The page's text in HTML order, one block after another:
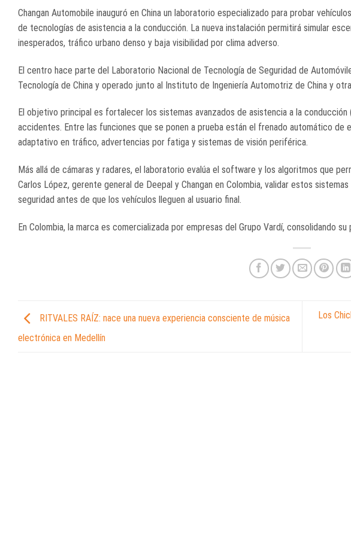
Changan Automobile inauguró en China un laboratorio especializado para probar
de tecnologías de asistencia a la conducción. La nueva instalación permitirá simular
inesperados, tráfico urbano denso y baja visibilidad por clima adverso.
El centro hace parte del Laboratorio Nacional de Tecnología de Seguridad de
Tecnología de China y operado junto al Instituto de Ingeniería Automotriz de China y
El objetivo principal es fortalecer los sistemas avanzados de asistencia a la
accidentes. Entre las funciones que se ponen a prueba están el frenado automático
adaptativo en tráfico, advertencias por fatiga y sistemas de visión periférica.
Más allá de cámaras y radares, el laboratorio evalúa el software y los algoritmos que
Carlos López, gerente general de Deepal y Changan en Colombia, validar estos
seguridad antes de que los vehículos lleguen al usuario final.
En Colombia, la marca es comercializada por empresas del Grupo Vardí, consolidando su
RITVALES RAÍZ: nace una nueva experiencia consciente de música
electrónica en Medellín
Los